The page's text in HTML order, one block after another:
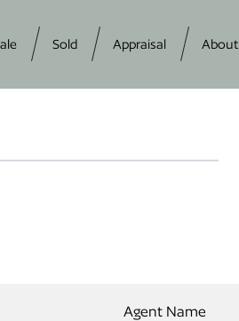
Sold Appraisal About
Agent Name